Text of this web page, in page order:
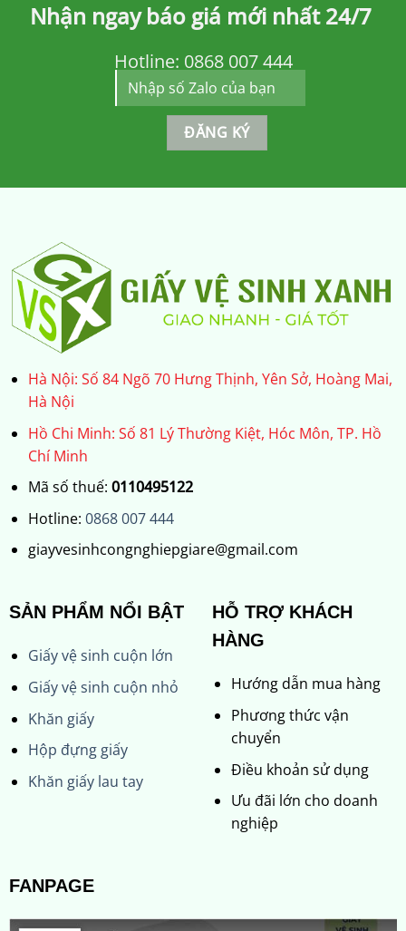
Nhận ngay báo giá mới nhất 24/7
Hotline: 0868 007 444
Hà Nội: Số 84 Ngõ 70 Hưng Thịnh, Yên Sở, Hoàng Mai,
Hà Nội
Hồ Chi Minh: Số 81 Lý Thường Kiệt, Hóc Môn, TP. Hồ
Chí Minh
Mã số thuế: 0110495122
Hotline: 0868 007 444
giayvesinhcongnghiepgiare@gmail.com
SẢN PHẨM NỔI BẬT
Giấy vệ sinh cuộn lớn
Giấy vệ sinh cuộn nhỏ
Khăn giấy
Hộp đựng giấy
Khăn giấy lau tay
HỖ TRỢ KHÁCH
HÀNG
Hướng dẫn mua hàng
Phương thức vận
chuyển
Điều khoản sử dụng
Ưu đãi lớn cho doanh
nghiệp
FANPAGE